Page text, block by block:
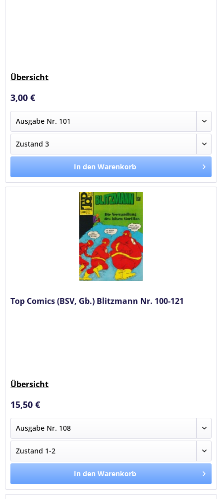
Übersicht
3,00 €
In den Warenkorb
Top Comics (BSV, Gb.) Blitzmann Nr. 100-121
Übersicht
15,50 €
In den Warenkorb